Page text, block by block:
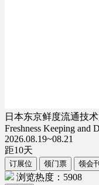
日本东京鲜度流通技
Freshness Keeping and
2026.08.19~08.21
距10天
订展位 领门票 领会刊
浏览热度：5908